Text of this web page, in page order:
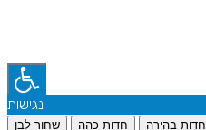
נגישות
שחור לבן חדות כהה חדות בהירה